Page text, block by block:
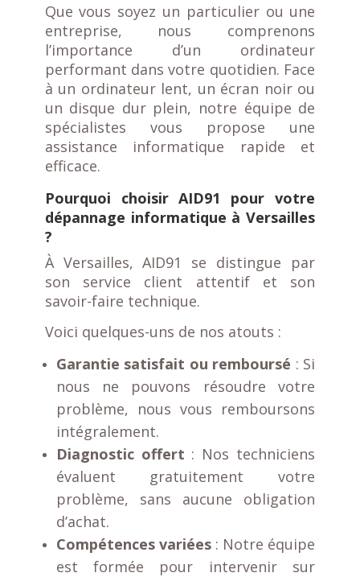
Que vous soyez un particulier ou une
entreprise, nous comprenons
l’importance d’un ordinateur
performant dans votre quotidien. Face
à un ordinateur lent, un écran noir ou
un disque dur plein, notre équipe de
spécialistes vous propose une
assistance informatique rapide et
efficace.
Pourquoi choisir AID91 pour votre
dépannage informatique à Versailles
?
À Versailles, AID91 se distingue par
son service client attentif et son
savoir-faire technique.
Voici quelques-uns de nos atouts :
Garantie satisfait ou remboursé : Si
nous ne pouvons résoudre votre
problème, nous vous remboursons
intégralement.
Diagnostic offert : Nos techniciens
évaluent gratuitement votre
problème, sans aucune obligation
d’achat.
Compétences variées: Notre équipe
est formée pour intervenir sur